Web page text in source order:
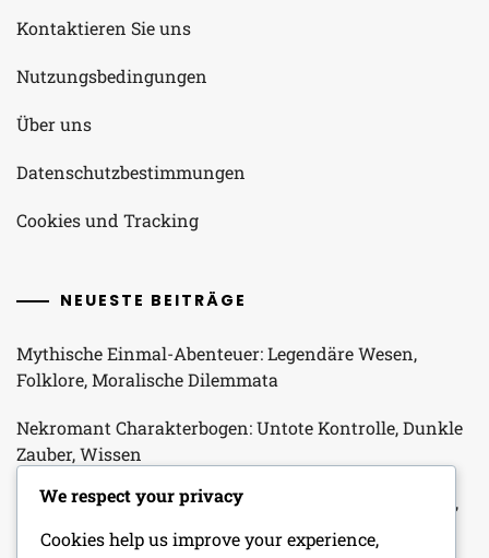
Kontaktieren Sie uns
Nutzungsbedingungen
Über uns
Datenschutzbestimmungen
Cookies und Tracking
NEUESTE BEITRÄGE
Mythische Einmal-Abenteuer: Legendäre Wesen,
Folklore, Moralische Dilemmata
Nekromant Charakterbogen: Untote Kontrolle, Dunkle
Zauber, Wissen
NPC-Ersteller: Charaktereigenschaften, Motivationen,
Hintergründe
We respect your privacy
Cookies help us improve your experience,